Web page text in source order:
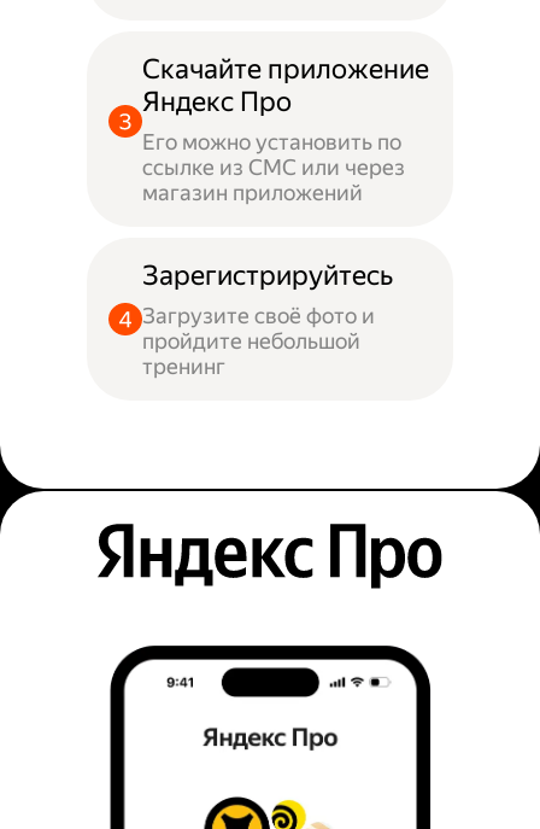
Скачайте приложение
Яндекс Про
Его можно установить по
ссылке из СМС или через
магазин приложений
Зарегистрируйтесь
Загрузите своё фото и
пройдите небольшой
тренинг